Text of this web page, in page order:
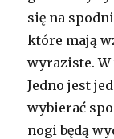
się na
które mają
wyraziste.
Jedno jest
wybierać
nogi będą